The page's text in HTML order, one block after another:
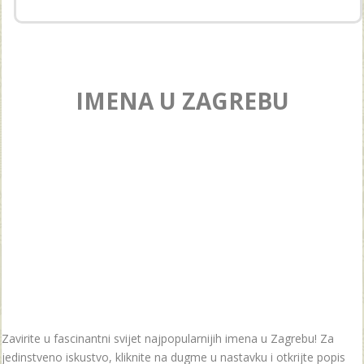
IMENA U ZAGREBU
Zavirite u fascinantni svijet najpopularnijih imena u Zagrebu! Za
jedinstveno iskustvo, kliknite na dugme u nastavku i otkrijte popis